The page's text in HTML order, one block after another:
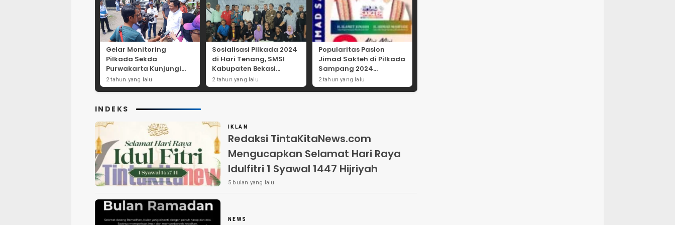
Gelar Monitoring
Pilkada Sekda
Purwakarta Kunjungi
Beberapa TPS Yang Ada
Di Purwakarta
2 tahun yang lalu
Sosialisasi Pilkada 2024
di Hari Tenang, SMSI
Kabupaten Bekasi
Dorong Angka
Partisipasi Masyarakat
2 tahun yang lalu
Popularitas Paslon
Jimad Sakteh di Pilkada
Sampang 2024
Didorong Kebijakan
Populis dan Dukungan
2 tahun yang lalu
INDEKS
IKLAN
Redaksi TintaKitaNews.com
Mengucapkan Selamat Hari Raya
Idulfitri 1 Syawal 1447 Hijriyah
5 bulan yang lalu
NEWS